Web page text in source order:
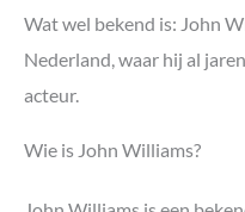
Wat wel bekend is: John
Nederland, waar hij al
acteur.
Wie is John Williams?